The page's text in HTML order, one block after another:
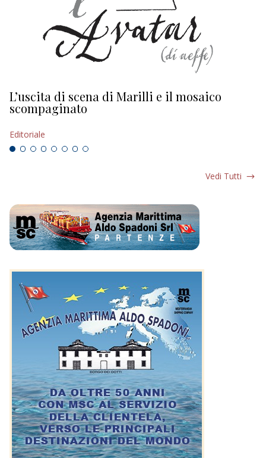
L’uscita di scena di Marilli e il mosaico
scompaginato
Editoriale
Vedi Tutti